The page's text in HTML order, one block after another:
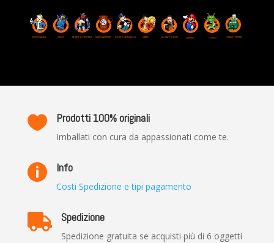
VIDEOGAMES LEGO ROBOT & FIGURES MERCHANDISE GIOCHI DA TAVOLO CARTE BLURAY & DVD AMIIBO FUNKO USATO / RETRO
 Prodotti 100% originali
Imballati con cura da appassionati come te.
 Info
Costi Spedizione e tipi pagamento
 Spedizione
Spedizione gratuita se acquisti più di 6 oggetti